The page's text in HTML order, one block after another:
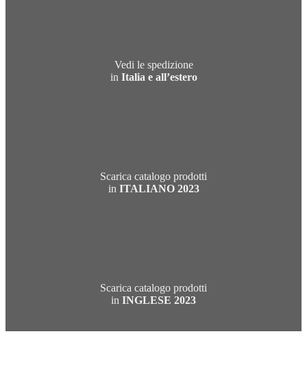
Vedi le spedizione
in Italia e all’estero
Scarica catalogo prodotti
in ITALIANO 2023
Scarica catalogo prodotti
in INGLESE 2023